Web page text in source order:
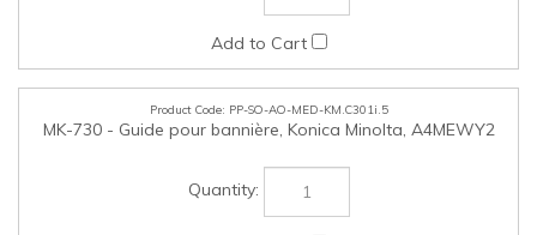
PP-SO-AO-FIN-KM.C301i.1
FS-539 SD - Agrafeuse de finition 50 feuilles + piqûre à